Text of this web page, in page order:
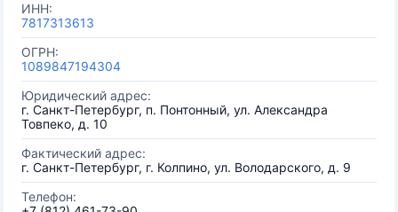
ИНН:
7817313613
ОГРН:
1089847194304
Юридический адрес:
г. Санкт-Петербург, п. Понтонный, ул. Александра
Товпеко, д. 10
Фактический адрес:
г. Санкт-Петербург, г. Колпино, ул. Володарского, д. 9
Телефон: